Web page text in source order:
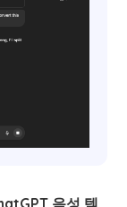
음성 텍